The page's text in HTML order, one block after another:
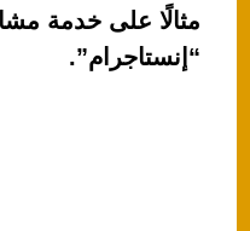
مثالًا على خدمة
“إنستاجرام”.